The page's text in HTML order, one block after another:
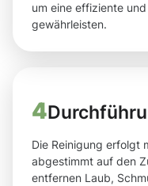
um eine effiziente
gewährleisten.
4
Die Reinigung erfolgt
abgestimmt auf den
entfernen Laub,